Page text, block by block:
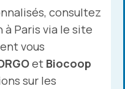
consultez
Paris via le site
vous
et Biocoop
sur les